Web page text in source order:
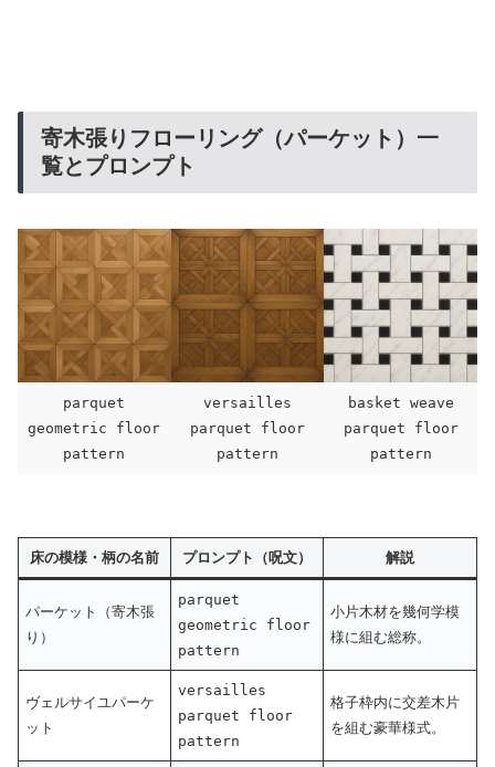
寄木張りフローリング（パーケット）一
覧とプロンプト
parquet
geometric floor
pattern
versailles
parquet floor
pattern
basket weave
parquet floor
pattern
床の模様・柄の名前 プロンプト（呪文） 解説
パーケット（寄木張
り）
parquet
geometric floor
pattern
小片木材を幾何学模
様に組む総称。
ヴェルサイユパーケ
ット
versailles
parquet floor
pattern
格子枠内に交差木片
を組む豪華様式。